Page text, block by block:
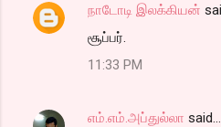
e
நாடோடி இலக்கியன்
சூப்பர்.
11:33 PM
எம்.எம்.அப்துல்லா said…